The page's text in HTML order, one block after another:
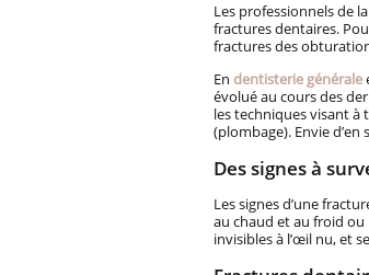
Les professionnels de
fractures dentaires.
fractures des
En dentisterie générale
évolué au cours des
les techniques visant à
(plombage). Envie
Des signes à
Les signes d’une
au chaud et au froid
invisibles à l’œil nu, et